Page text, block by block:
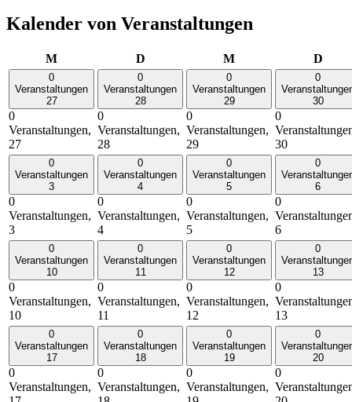
Kalender von Veranstaltungen
MMontag DDienstag MMittwoch D
0
Veranstaltungen
27
0
Veranstaltungen,
27
0
Veranstaltungen
28
0
Veranstaltungen,
28
0
Veranstaltungen
29
0
Veranstaltungen,
29
0
30
0
30
0
Veranstaltungen
3
0
Veranstaltungen,
3
0
Veranstaltungen
4
0
Veranstaltungen,
4
0
Veranstaltungen
5
0
Veranstaltungen,
5
0
6
0
6
0
Veranstaltungen
10
0
Veranstaltungen,
10
0
Veranstaltungen
11
0
Veranstaltungen,
11
0
Veranstaltungen
12
0
Veranstaltungen,
12
0
13
0
13
0
Veranstaltungen
17
0
Veranstaltungen,
0
Veranstaltungen
18
0
Veranstaltungen,
0
Veranstaltungen
19
0
Veranstaltungen,
0
20
0